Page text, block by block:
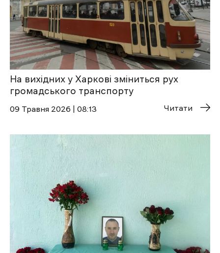
На вихідних у Харкові зміниться рух
громадського транспорту
09 Травня 2026 | 08:13 Читати